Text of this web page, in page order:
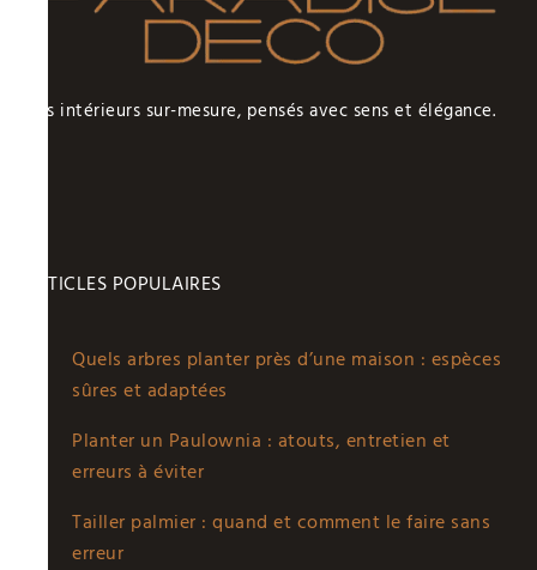
Des intérieurs sur-mesure, pensés avec sens et élégance.
ARTICLES POPULAIRES
Quels arbres planter près d’une maison : espèces
sûres et adaptées
Planter un Paulownia : atouts, entretien et
erreurs à éviter
Tailler palmier : quand et comment le faire sans
erreur